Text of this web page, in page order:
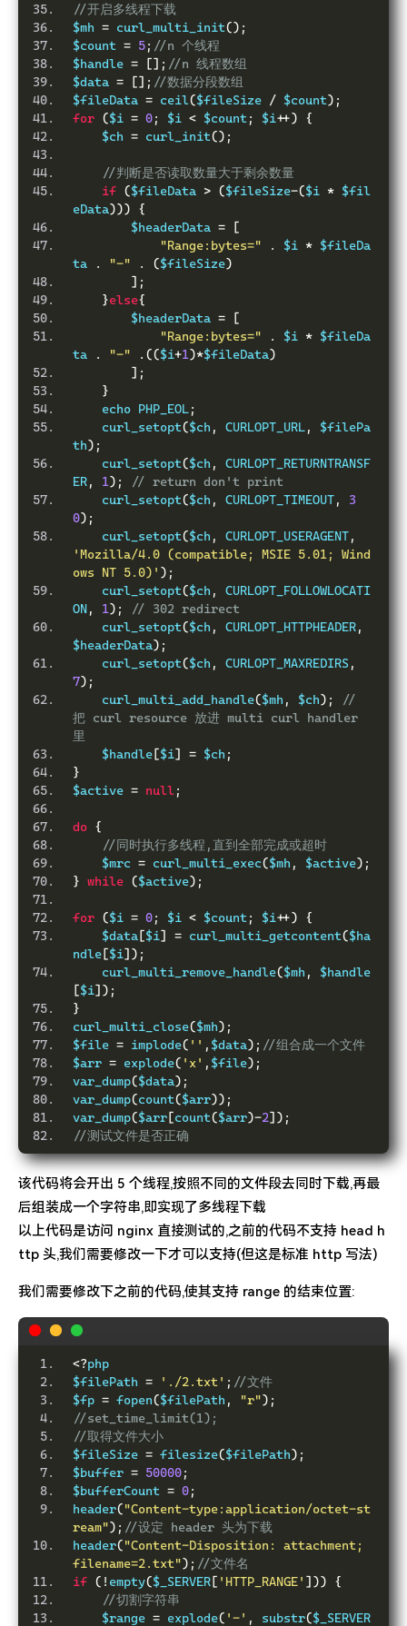
//开启多线程下载
$mh = curl_multi_init();
$count = 5; //n 个线程
$handle = []; //n 线程数组
$data = []; //数据分段数组
$fileData = ceil($fileSize / $count);
for ($i = 0; $i < $count ; $i++)
{
    $ch
= curl_init();
//判断是否读取数量大于剩余数量
if ($fileData > ($fileSize-($i * $fil
eData)))
{
        $headerData
=
[
"Range:bytes="
. $i * $fileDa
ta
. "-" . ($fileSize)
];
}else{
        $headerData
=
[
"Range:bytes="
. $i * $fileDa
ta
. "-" .(($i+1)*$fileData)
];
}
    echo PHP_EOL
;
    curl_setopt
($ch , CURLOPT_URL,
$filePa
th);
    curl_setopt
($ch ,
CURLOPT_RETURNTRANSF
ER, 1);
// return don't print
    curl_setopt
($ch , CURLOPT_TIMEOUT,
3
0);
    curl_setopt
($ch , CURLOPT_USERAGENT,
'Mozilla/4.0 (compatible; MSIE 5.01; Wind
ows NT 5.0)' );
    curl_setopt
($ch ,
CURLOPT_FOLLOWLOCATI
ON, 1);
// 302 redirect
    curl_setopt
($ch , CURLOPT_HTTPHEADER,
$headerData);
    curl_setopt
($ch , CURLOPT_MAXREDIRS,
7);
    curl_multi_add_handle
($mh , $ch);
//
把 curl resource 放进 multi curl handler
里
    $handle
[$i] = $ch ;
}
$active = null ;
do {
//同时执行多线程,直到全部完成或超时
    $mrc
= curl_multi_exec($mh , $active);
} while ($active);
for ($i = 0; $i < $count ; $i++)
{
    $data
[$i] = curl_multi_getcontent($ha
ndle [$i]);
    curl_multi_remove_handle
($mh ,
$handle
[$i]);
}
curl_multi_close($mh);
$file = implode( '' , $data); //组合成一个文件
$arr = explode( 'x' , $file);
var_dump($data);
var_dump(count($arr));
var_dump($arr [count($arr)-2]);
//测试文件是否正确
该代码将会开出 5 个线程,按照不同的文件段去同时下载,再最
后组装成一个字符串,即实现了多线程下载
以上代码是访问 nginx 直接测试的,之前的代码不支持 head h
ttp 头,我们需要修改一下才可以支持(但这是标准 http 写法)
我们需要修改下之前的代码,使其支持 range 的结束位置:
<?php
$filePath = './2.txt' ; //文件
$fp = fopen($filePath , "r");
//set_time_limit(1);
//取得文件大小
$fileSize = filesize($filePath);
$buffer = 50000;
$bufferCount = 0;
header("Content-type:application/octet-st
ream"); //设定 header 头为下载
header("Content-Disposition: attachment;
filename=2.txt"); //文件名
if (! empty($_SERVER [ 'HTTP_RANGE' ]))
{
//切割字符串
    $range
= explode( '-' , substr($_SERVER